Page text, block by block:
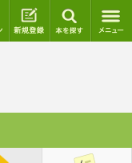
ログイン 新規登録